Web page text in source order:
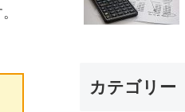
カテゴリー